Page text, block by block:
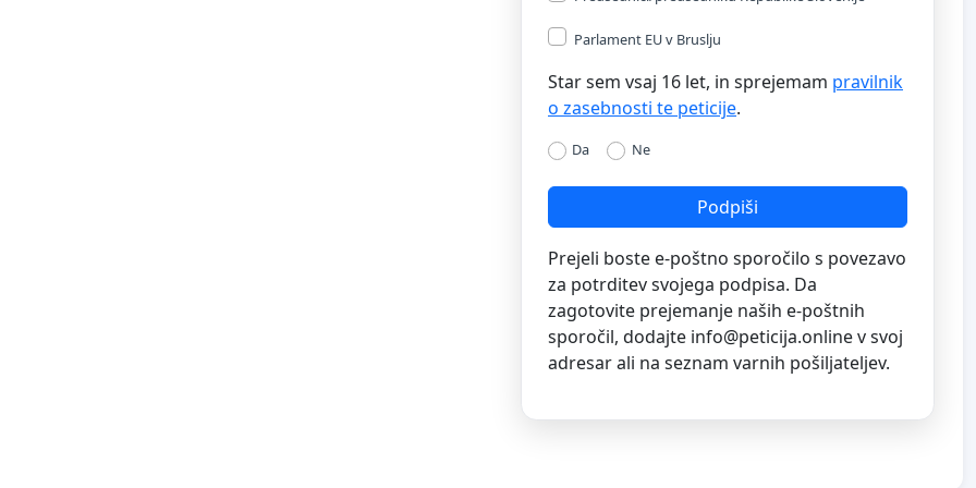
Parlament EU v Bruslju
Star sem vsaj 16 let, in sprejemam pravilnik
o zasebnosti te peticije.
Da Ne
Podpiši
Prejeli boste e-poštno sporočilo s povezavo
za potrditev svojega podpisa. Da
zagotovite prejemanje naših e-poštnih
sporočil, dodajte info@peticija.onlinev svoj
adresar ali na seznam varnih pošiljateljev.